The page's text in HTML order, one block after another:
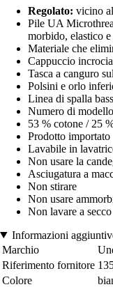
Regolato: vicino
Pile UA
morbido, elastico e
Materiale che
Cappuccio
Tasca a canguro
Polsini e orlo
Linea di spalla
Numero di
53 % cotone / 25
Prodotto importato
Lavabile in
Non usare la
Asciugatura a
Non stirare
Non usare
Non lavare a secco
Informazioni
Marchio
Riferimento fornitore
Colore